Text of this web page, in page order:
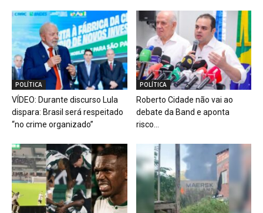
POLÍTICA
VÍDEO: Durante discurso Lula
dispara: Brasil será respeitado
“no crime organizado”
POLÍTICA
Roberto Cidade não vai ao
debate da Band e aponta
risco...